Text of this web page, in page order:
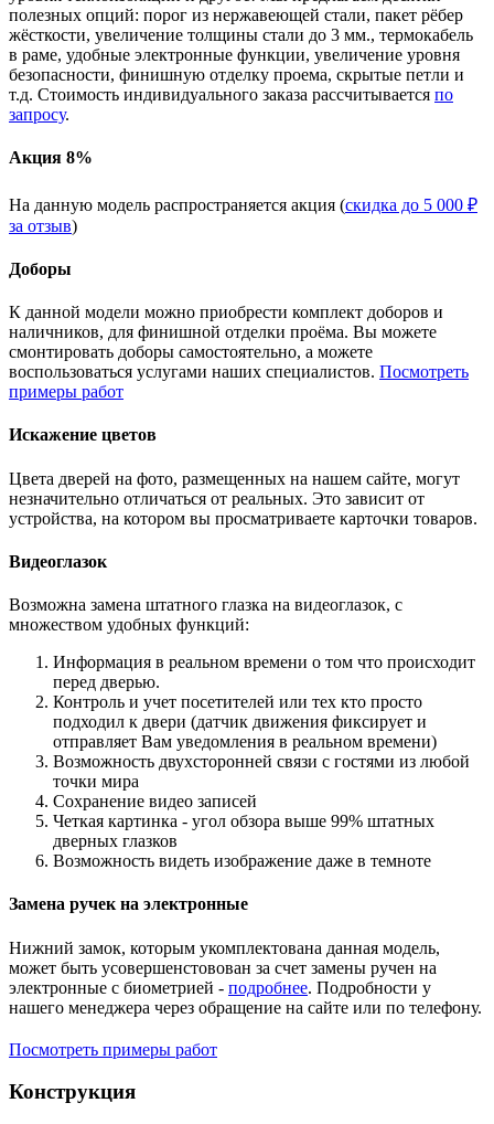
полезных опций: порог из нержавеющей стали, пакет рёбер
жёсткости, увеличение толщины стали до 3 мм., термокабель
в раме, удобные электронные функции, увеличение уровня
безопасности, финишную отделку проема, скрытые петли и
т.д. Стоимость индивидуального заказа рассчитывается по
запросу.
Акция 8%
На данную модель распространяется акция (скидка до 5 000 ₽
за отзыв)
Доборы
К данной модели можно приобрести комплект доборов и
наличников, для финишной отделки проёма. Вы можете
смонтировать доборы самостоятельно, а можете
воспользоваться услугами наших специалистов. Посмотреть
примеры работ
Искажение цветов
Цвета дверей на фото, размещенных на нашем сайте, могут
незначительно отличаться от реальных. Это зависит от
устройства, на котором вы просматриваете карточки товаров.
Видеоглазок
Возможна замена штатного глазка на видеоглазок, с
множеством удобных функций:
Информация в реальном времени о том что происходит
перед дверью.
Контроль и учет посетителей или тех кто просто
подходил к двери (датчик движения фиксирует и
отправляет Вам уведомления в реальном времени)
Возможность двухсторонней связи с гостями из любой
точки мира
Сохранение видео записей
Четкая картинка - угол обзора выше 99% штатных
дверных глазков
Возможность видеть изображение даже в темноте
Замена ручек на электронные
Нижний замок, которым укомплектована данная модель,
может быть усовершенстовован за счет замены ручен на
электронные с биометрией - подробнее. Подробности у
нашего менеджера через обращение на сайте или по телефону.
Посмотреть примеры работ
Конструкция